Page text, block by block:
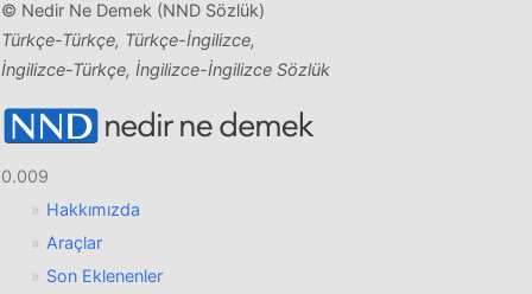
© Nedir Ne Demek (NND Sözlük)
Türkçe-Türkçe, Türkçe-İngilizce,
İngilizce-Türkçe, İngilizce-İngilizce Sözlük
0.009
Hakkımızda
Araçlar
Son Eklenenler